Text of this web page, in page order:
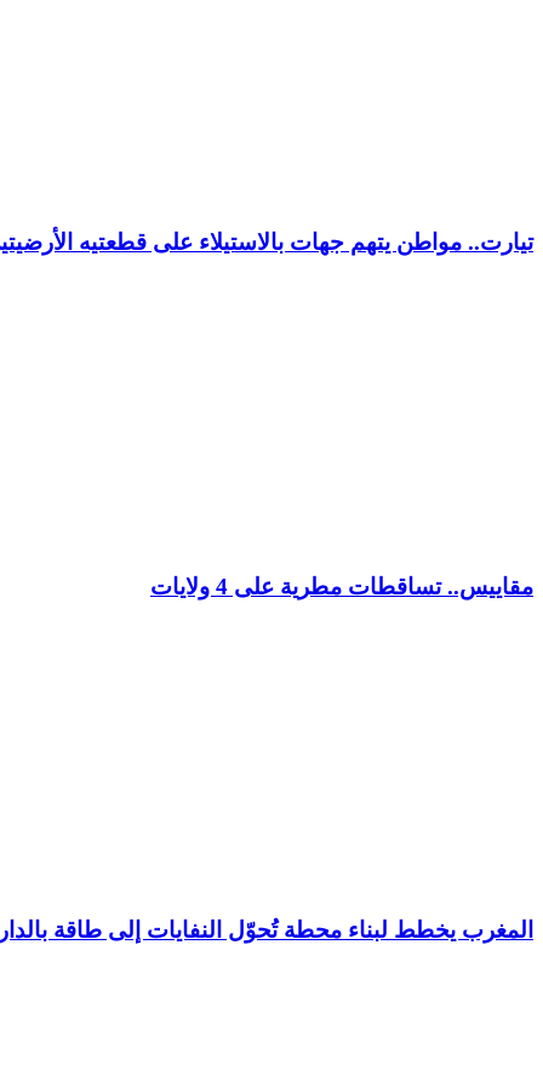
تيارت.. مواطن يتهم جهات بالاستيلاء على قطعتيه
مقاييس.. تساقطات مطرية على 4 ولايات
المغرب يخطط لبناء محطة تُحوّل النفايات إلى طاقة بالدار